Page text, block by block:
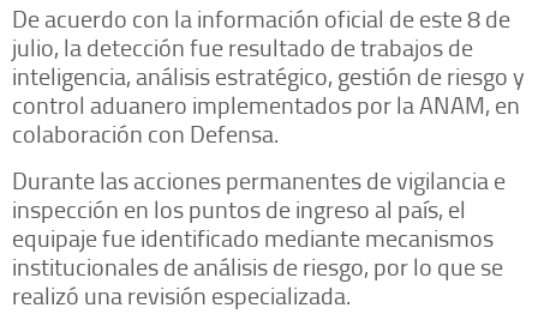
De acuerdo con la información oficial de este 8 de
julio, la detección fue resultado de trabajos de
inteligencia, análisis estratégico, gestión de riesgo y
control aduanero implementados por la ANAM, en
colaboración con Defensa.
Durante las acciones permanentes de vigilancia e
inspección en los puntos de ingreso al país, el
equipaje fue identificado mediante mecanismos
institucionales de análisis de riesgo, por lo que se
realizó una revisión especializada.